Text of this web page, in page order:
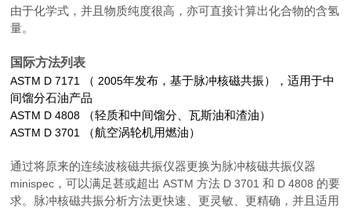
由于化学式，并且物质纯度很高，亦可直接计算出化合物的含氢
量。
国际方法列表
ASTM D 7171 （ 2005年发布，基于脉冲核磁共振），适用于中
间馏分石油产品
ASTM D 4808
（轻质和中间馏分、瓦斯油和渣油）
ASTM D 3701
（航空涡轮机用燃油）
通过将原来的连续波核磁共振仪器更换为脉冲核磁共振仪器
minispec ，可以满足甚或超出 ASTM方法 D 3701和 D 4808 的要
求。脉冲核磁共振分析方法更快速、更灵敏、更精确，并且适用